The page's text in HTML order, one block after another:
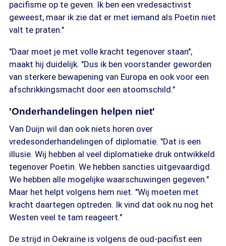
pacifisme op te geven. Ik ben een vredesactivist
geweest, maar ik zie dat er met iemand als Poetin niet
valt te praten."
"Daar moet je met volle kracht tegenover staan",
maakt hij duidelijk. "Dus ik ben voorstander geworden
van sterkere bewapening van Europa en ook voor een
afschrikkingsmacht door een atoomschild."
'Onderhandelingen helpen niet'
Van Duijn wil dan ook niets horen over
vredesonderhandelingen of diplomatie. "Dat is een
illusie. Wij hebben al veel diplomatieke druk ontwikkeld
tegenover Poetin. We hebben sancties uitgevaardigd.
We hebben alle mogelijke waarschuwingen gegeven."
Maar het helpt volgens hem niet. "Wij moeten met
kracht daartegen optreden. Ik vind dat ook nu nog het
Westen veel te tam reageert."
De strijd in Oekraïne is volgens de oud-pacifist een